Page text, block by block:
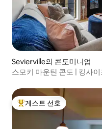
Sevierville의 콘도미니엄
스모키 마운틴 콘도 | 킹사
상위 게스트 선호
게스트 선호